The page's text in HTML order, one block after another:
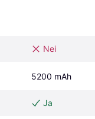
Nei
5200 mAh
Ja